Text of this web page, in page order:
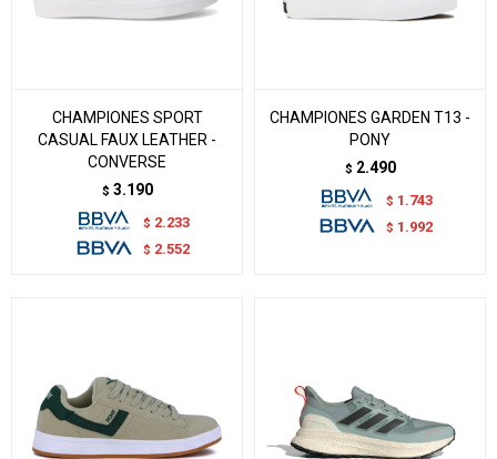
CHAMPIONES SPORT
CASUAL FAUX LEATHER -
CONVERSE
$ 3.190
$ 2.233
$ 2.552
CHAMPIONES GARDEN T13 -
PONY
$ 2.490
$ 1.743
$ 1.992